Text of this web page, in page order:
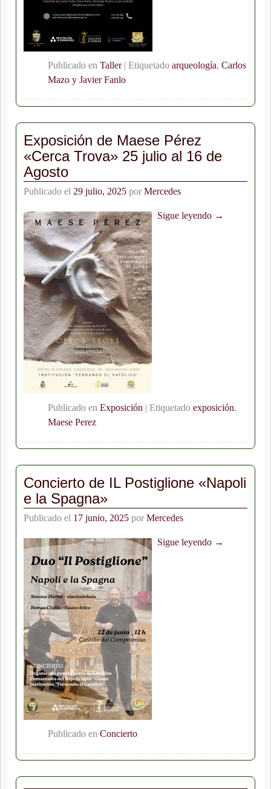
Publicado en Taller| Etiquetado arqueología, Carlos
Mazo y Javier Fanlo
Exposición de Maese Pérez
«Cerca Trova» 25 julio al 16 de
Agosto
Publicado el 29 julio, 2025 por Mercedes
Sigue leyendo →
Publicado en Exposición | Etiquetado exposición,
Maese Perez
Concierto de IL Postiglione «Napoli
e la Spagna»
Publicado el 17 junio, 2025 por Mercedes
Sigue leyendo →
Publicado en Concierto